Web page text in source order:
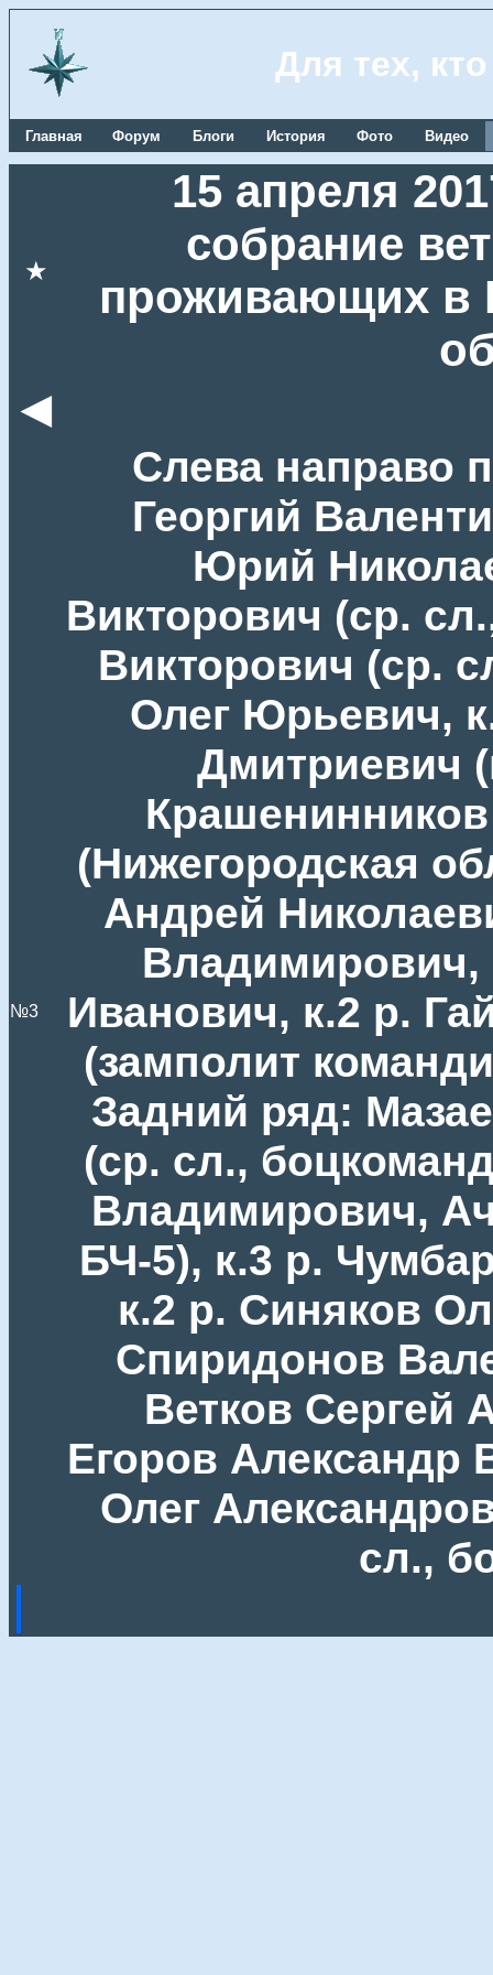
Для тех,
Главная Форум Блоги История Фото Видео
★
15 апреля
собрание
проживающих в
◄
№3
Слева направо
Георгий
Юрий
Викторович (ср.
Викторович (ср.
Олег Юрьевич,
Дмитриевич
(Нижегородская
Андрей
Владимирович,
Иванович, к.2 р.
(замполит
Задний ряд:
(ср. сл.,
Владимирович,
БЧ-5), к.3 р.
к.2 р. Синяков
Спиридонов
Ветков Сергей
Егоров Александр
Олег
сл.,